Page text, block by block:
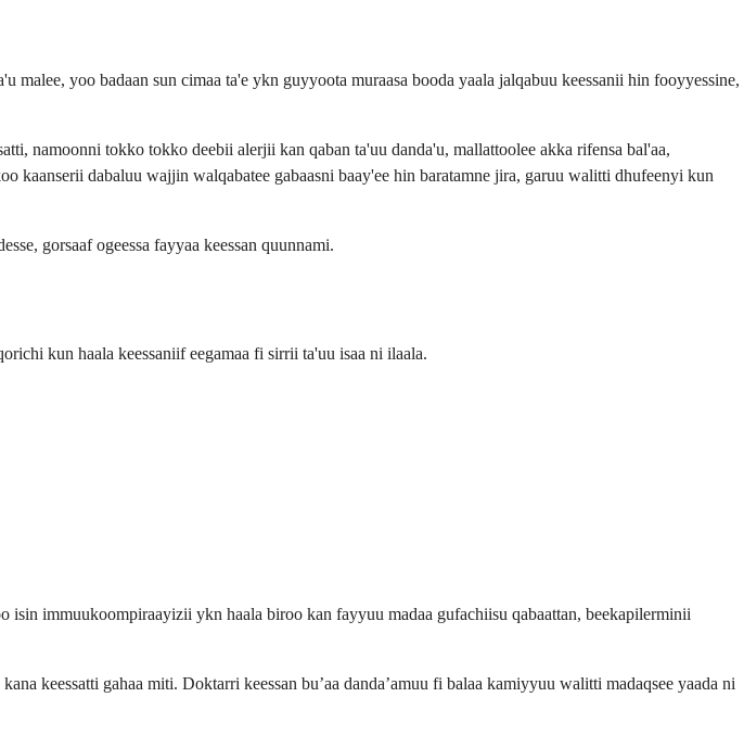
yoo badaan sun cimaa ta'e ykn guyyoota muraasa booda yaala jalqabuu keessanii hin fooyyessine,
namoonni tokko tokko deebii alerjii kan qaban ta'uu danda'u, mallattoolee akka rifensa bal'aa,
kaanserii dabaluu wajjin walqabatee gabaasni baay'ee hin baratamne jira, garuu walitti dhufeenyi kun
gorsaaf ogeessa fayyaa keessan quunnami.
kun haala keessaniif eegamaa fi sirrii ta'uu isaa ni ilaala.
isin immuukoompiraayizii ykn haala biroo kan fayyuu madaa gufachiisu qabaattan, beekapilerminii
keessatti gahaa miti. Doktarri keessan bu’aa danda’amuu fi balaa kamiyyuu walitti madaqsee yaada ni